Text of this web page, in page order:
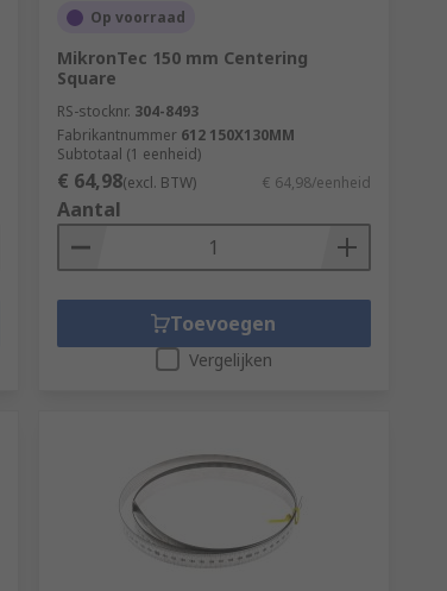
Op voorraad
MikronTec 150 mm Centering
Square
RS-stocknr. 304-8493
Fabrikantnummer 612 150X130MM
Subtotaal (1 eenheid)
€ 64,98(excl. BTW) € 64,98/eenheid
Aantal
Toevoegen
Vergelijken